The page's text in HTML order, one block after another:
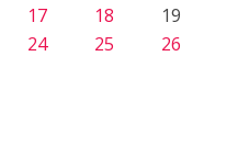
17 18
19
24 25
26